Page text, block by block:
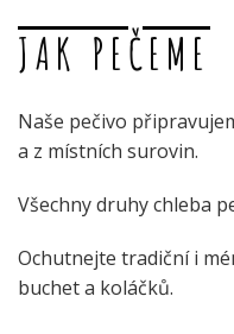
JAK PEČEME
Naše pečivo
a z místních surovin.
Všechny druhy chleba
Ochutnejte tradiční i
buchet a koláčků.